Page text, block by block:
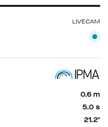
LIVECAM
0.6 m
5.0 s
21.2º